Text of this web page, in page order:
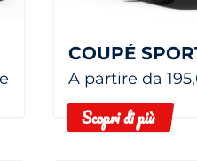
COUPÉ
A partire da
Scopri di più